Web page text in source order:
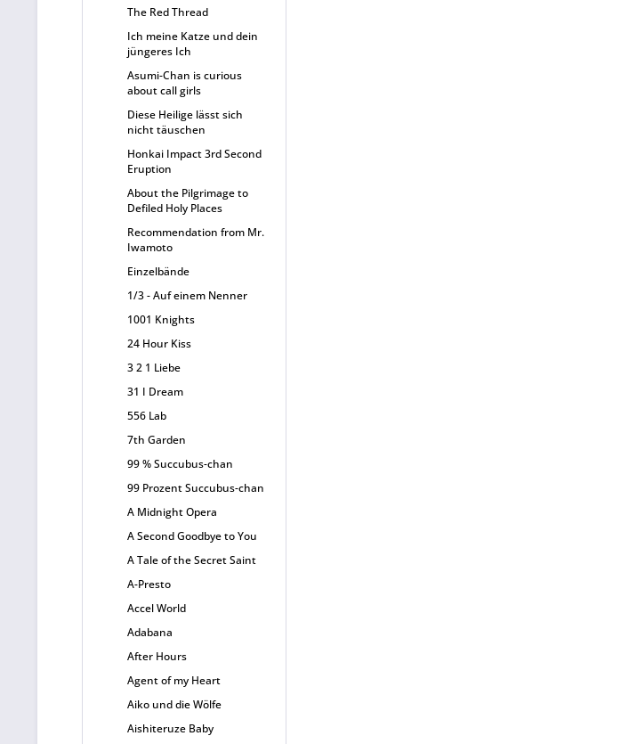
The Red Thread
Ich meine Katze und dein
jüngeres Ich
Asumi-Chan is curious
about call girls
Diese Heilige lässt sich
nicht täuschen
Honkai Impact 3rd Second
Eruption
About the Pilgrimage to
Defiled Holy Places
Recommendation from Mr.
Iwamoto
Einzelbände
1/3 - Auf einem Nenner
1001 Knights
24 Hour Kiss
3 2 1 Liebe
31 I Dream
556 Lab
7th Garden
99 % Succubus-chan
99 Prozent Succubus-chan
A Midnight Opera
A Second Goodbye to You
A Tale of the Secret Saint
A-Presto
Accel World
Adabana
After Hours
Agent of my Heart
Aiko und die Wölfe
Aishiteruze Baby